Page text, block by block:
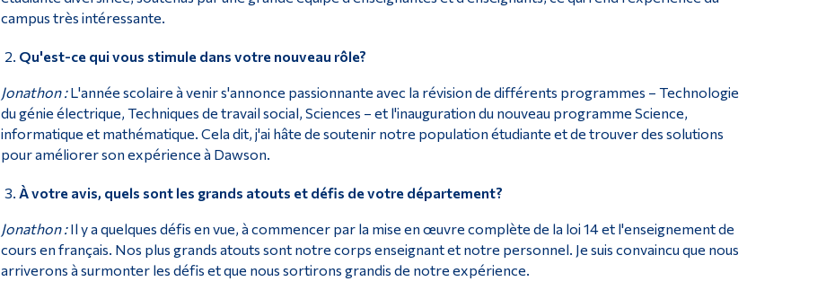
campus très intéressante.
Qu'est-ce qui vous stimule dans votre nouveau rôle?
Jonathon :L'année scolaire à venir s'annonce passionnante avec la révision de différents programmes – Technologie
du génie électrique, Techniques de travail social, Sciences – et l'inauguration du nouveau programme Science,
informatique et mathématique. Cela dit, j'ai hâte de soutenir notre population étudiante et de trouver des solutions
pour améliorer son expérience à Dawson.
À votre avis, quels sont les grands atouts et défis de votre département?
Jonathon :Il y a quelques défis en vue, à commencer par la mise en œuvre complète de la loi 14 et l'enseignement de
cours en français. Nos plus grands atouts sont notre corps enseignant et notre personnel. Je suis convaincu que nous
arriverons à surmonter les défis et que nous sortirons grandis de notre expérience.